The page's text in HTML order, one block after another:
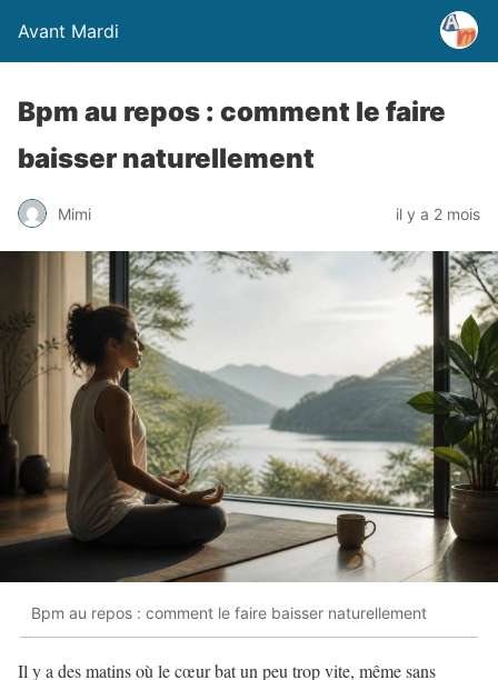
Avant Mardi
Bpm au repos : comment le faire
baisser naturellement
Mimi il y a 2 mois
Bpm au repos : comment le faire baisser naturellement
Il y a des matins où le cœur bat un peu trop vite, même sans